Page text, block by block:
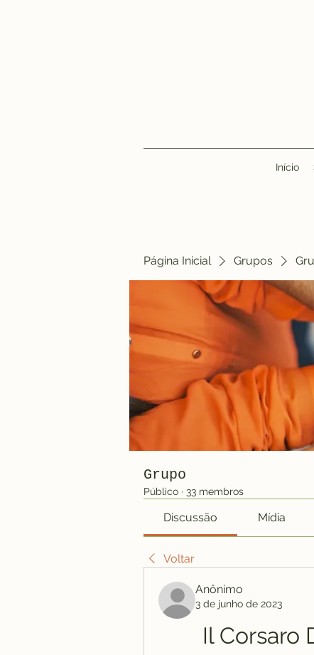
Início
Página Inicial Grupos
Grupo
Público · 33 membros
Discussão Mídia
Voltar
Anônimo
3 de junho de 2023
Il Corsaro